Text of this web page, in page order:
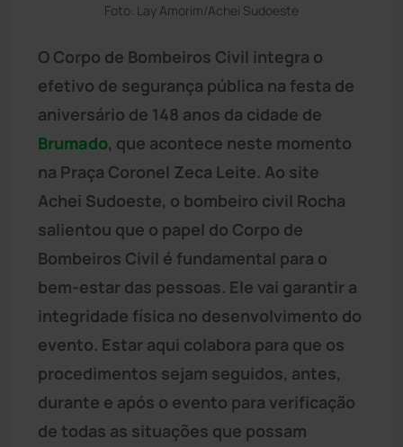
Foto: Lay Amorim/Achei Sudoeste
O Corpo de Bombeiros Civil integra o
efetivo de segurança pública na festa de
aniversário de 148 anos da cidade de
Brumado, que acontece neste momento
na Praça Coronel Zeca Leite. Ao site
Achei Sudoeste, o bombeiro civil Rocha
salientou que o papel do Corpo de
Bombeiros Civil é fundamental para o
bem-estar das pessoas. Ele vai garantir a
integridade física no desenvolvimento do
evento. Estar aqui colabora para que os
procedimentos sejam seguidos, antes,
durante e após o evento para verificação
de todas as situações que possam